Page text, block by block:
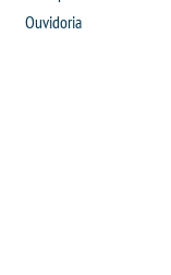
Ouvidoria